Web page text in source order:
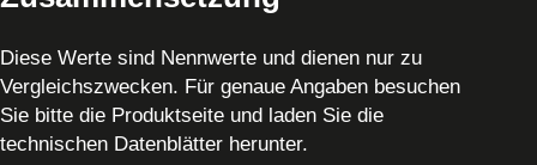
Diese Werte sind Nennwerte und dienen nur zu
Vergleichszwecken. Für genaue Angaben besuchen
Sie bitte die Produktseite und laden Sie die
technischen Datenblätter herunter.